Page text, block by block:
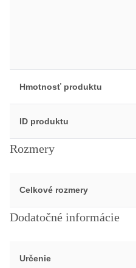
Hmotnosť produktu
ID produktu
Rozmery
Celkové rozmery
Dodatočné informácie
Určenie